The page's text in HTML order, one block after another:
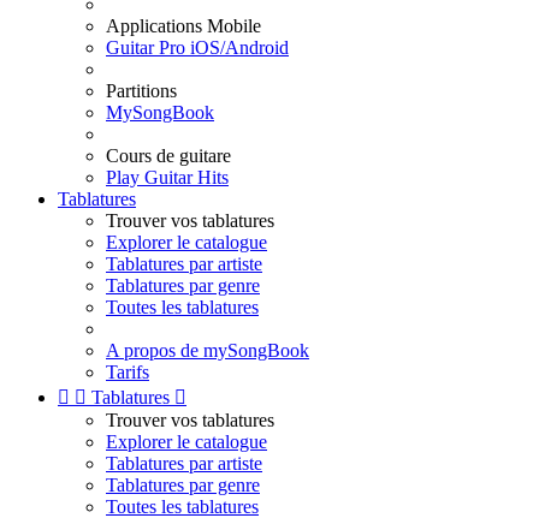
Applications Mobile
Guitar Pro iOS/Android
Partitions
MySongBook
Cours de guitare
Play Guitar Hits
Tablatures
Trouver vos tablatures
Explorer le catalogue
Tablatures par artiste
Tablatures par genre
Toutes les tablatures
A propos de mySongBook
Tarifs
  Tablatures 
Trouver vos tablatures
Explorer le catalogue
Tablatures par artiste
Tablatures par genre
Toutes les tablatures